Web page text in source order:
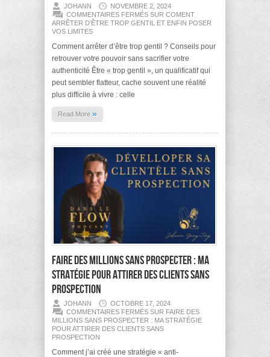
JOHANN
NOVEMBRE 2, 2024
COMMENTAIRES FERMÉS SUR COMENT
ARRÊTER D’ÊTRE TROP GENTIL ET ENFIN POSER
VOS LIMITES
Comment arrêter d’être trop gentil ? Conseils pour
retrouver votre pouvoir sans sacrifier votre
authenticité Être « trop gentil », un qualificatif qui
peut sembler flatteur, cache souvent une réalité
plus difficile à vivre : celle
Read More »
Faire des millions sans prospecter : Ma
stratégie pour attirer des clients sans
prospection
JOHANN
OCTOBRE 17, 2024
COMMENTAIRES FERMÉS SUR FAIRE DES
MILLIONS SANS PROSPECTER : MA STRATÉGIE
POUR ATTIRER DES CLIENTS SANS
PROSPECTION
Comment j’ai créé une stratégie « anti-